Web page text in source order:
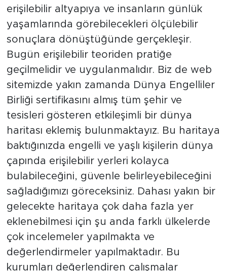
erişilebilir altyapıya ve insanların günlük
yaşamlarında görebilecekleri ölçülebilir
sonuçlara dönüştüğünde gerçekleşir.
Bugün erişilebilir teoriden pratiğe
geçilmelidir ve uygulanmalıdır. Biz de web
sitemizde yakın zamanda Dünya Engelliler
Birliği sertifikasını almış tüm şehir ve
tesisleri gösteren etkileşimli bir dünya
haritası eklemiş bulunmaktayız. Bu haritaya
baktığınızda engelli ve yaşlı kişilerin dünya
çapında erişilebilir yerleri kolayca
bulabileceğini, güvenle belirleyebileceğini
sağladığımızı göreceksiniz. Dahası yakın bir
gelecekte haritaya çok daha fazla yer
eklenebilmesi için şu anda farklı ülkelerde
çok incelemeler yapılmakta ve
değerlendirmeler yapılmaktadır. Bu
kurumları değerlendiren çalışmalar